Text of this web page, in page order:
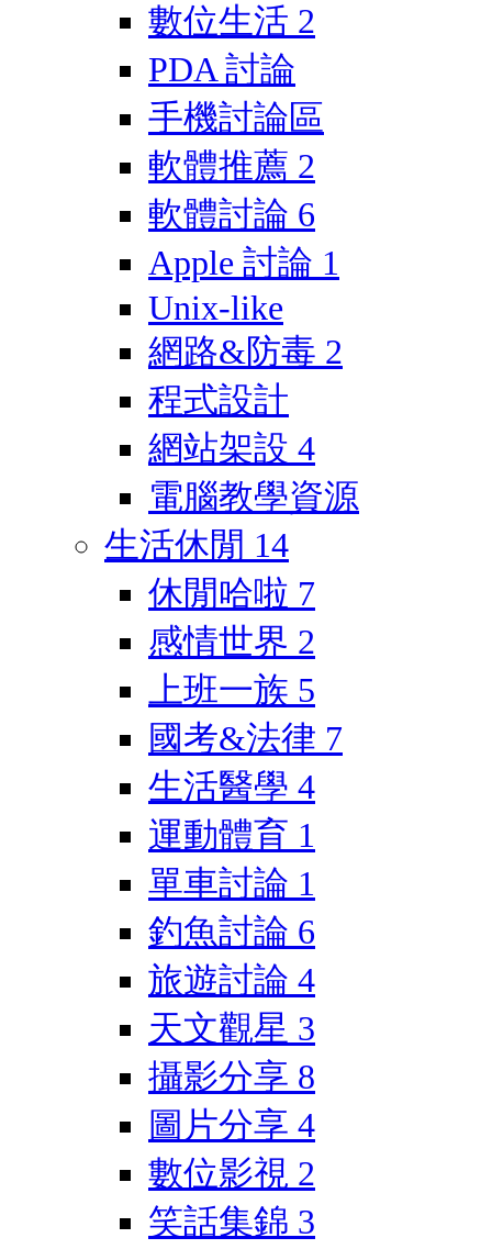
數位生活 2
PDA 討論
手機討論區
軟體推薦 2
軟體討論 6
Apple 討論 1
Unix-like
網路&防毒 2
程式設計
網站架設 4
電腦教學資源
生活休閒 14
休閒哈啦 7
感情世界 2
上班一族 5
國考&法律 7
生活醫學 4
運動體育 1
單車討論 1
釣魚討論 6
旅遊討論 4
天文觀星 3
攝影分享 8
圖片分享 4
數位影視 2
笑話集錦 3